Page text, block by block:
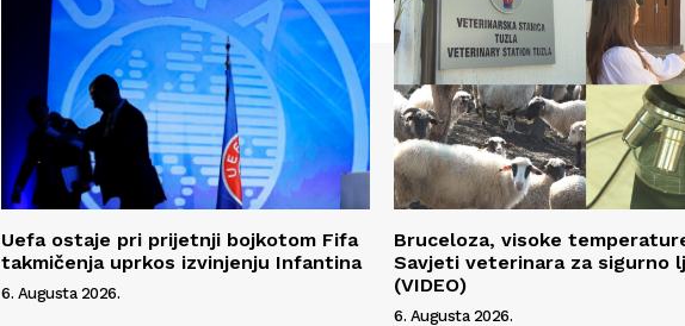
Uefa ostaje pri prijetnji bojkotom Fifa
takmičenja uprkos izvinjenju Infantina
6. Augusta 2026.
Bruceloza, visoke
Savjeti veterinara za sigurno
(VIDEO)
6. Augusta 2026.